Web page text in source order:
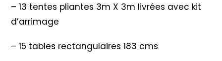
– 13 tentes pliantes 3m X 3m livrées avec kit
d’arrimage
– 15 tables rectangulaires 183 cms